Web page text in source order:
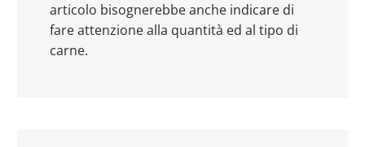
articolo bisognerebbe anche indicare di
fare attenzione alla quantità ed al tipo di
carne.